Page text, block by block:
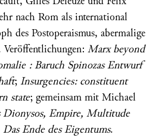
nach Rom als international
des Postoperaismus, abermalige
Marx beyond
: Baruch Spinozas Entwurf
;Insurgencies: constituent
state; gemeinsam mit Michael
Empire, Multitude
Ende des Eigentums.